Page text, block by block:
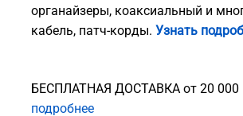
органайзеры, коаксиальный и
кабель, патч-корды. Узнать
БЕСПЛАТНАЯ ДОСТАВКА от 20 000
подробнее